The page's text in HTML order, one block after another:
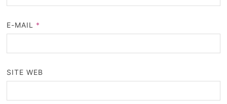
E-MAIL *
SITE WEB